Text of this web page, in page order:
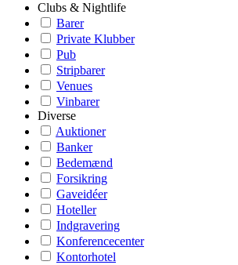
Clubs & Nightlife
Barer
Private Klubber
Pub
Stripbarer
Venues
Vinbarer
Diverse
Auktioner
Banker
Bedemænd
Forsikring
Gaveidéer
Hoteller
Indgravering
Konferencecenter
Kontorhotel